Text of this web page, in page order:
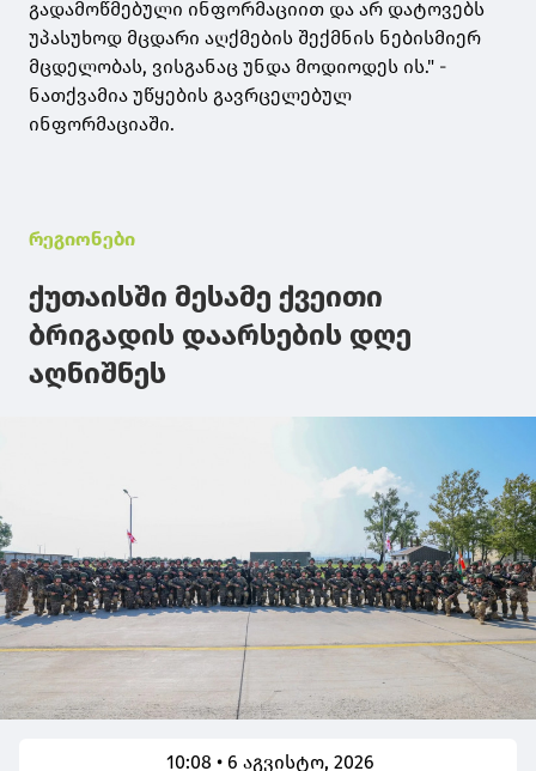
გადამოწმებული ინფორმაციით და არ დატოვებს
უპასუხოდ მცდარი აღქმების შექმნის ნებისმიერ
მცდელობას, ვისგანაც უნდა მოდიოდეს ის." -
ნათქვამია უწყების გავრცელებულ
ინფორმაციაში.
რეგიონები
ქუთაისში მესამე ქვეითი
ბრიგადის დაარსების დღე
აღნიშნეს
10:08 • 6 აგვისტო, 2026